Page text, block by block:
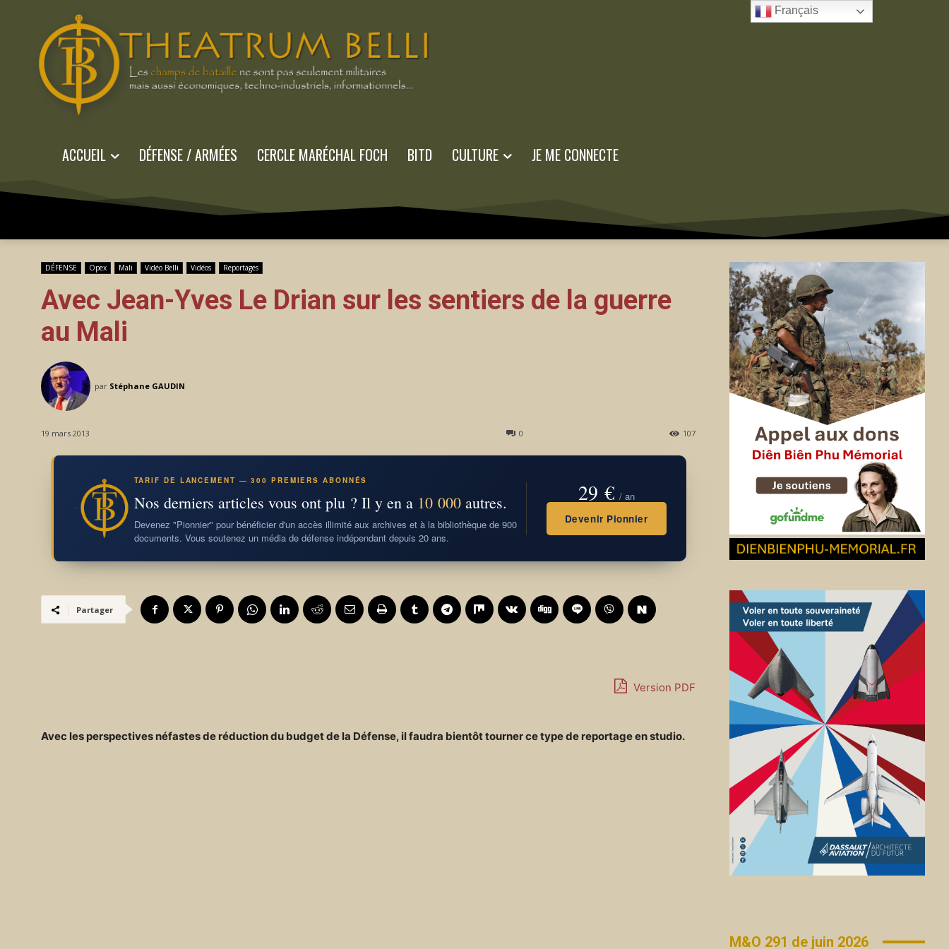
ACCUEIL DÉFENSE / ARMÉES CERCLE MARÉCHAL FOCH BITD CULTURE JE ME CONNECTE
DÉFENSE Opex Mali Vidéo Belli Vidéos Reportages
Avec Jean-Yves Le Drian sur les sentiers de la guerre
au Mali
par Stéphane GAUDIN
19 mars 2013 0 107
TARIF DE LANCEMENT — 300 PREMIERS ABONNÉS
Nos derniers articles vous ont plu ? Il y en a 10 000autres.
Devenez "Pionnier" pour bénéficier d'un accès illimité aux archives et à la bibliothèque de 900
documents. Vous soutenez un média de défense indépendant depuis 20 ans.
29 € / an
Devenir Pionnier
Partager
Version PDF
Avec les perspectives néfastes de réduction du budget de la Défense, il faudra bientôt tourner ce type de reportage en studio.
M&O 291 de juin 2026
Français